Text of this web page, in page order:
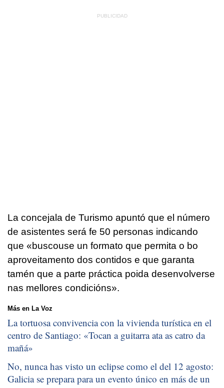
La concejala de Turismo apuntó que el número
de asistentes será fe 50 personas indicando
que «buscouse un formato que permita o bo
aproveitamento dos contidos e que garanta
tamén que a parte práctica poida desenvolverse
nas mellores condicións».
Más en La Voz
La tortuosa convivencia con la vivienda turística en el
centro de Santiago: «Tocan a guitarra ata as catro da
mañá»
No, nunca has visto un eclipse como el del 12 agosto:
Galicia se prepara para un evento único en más de un